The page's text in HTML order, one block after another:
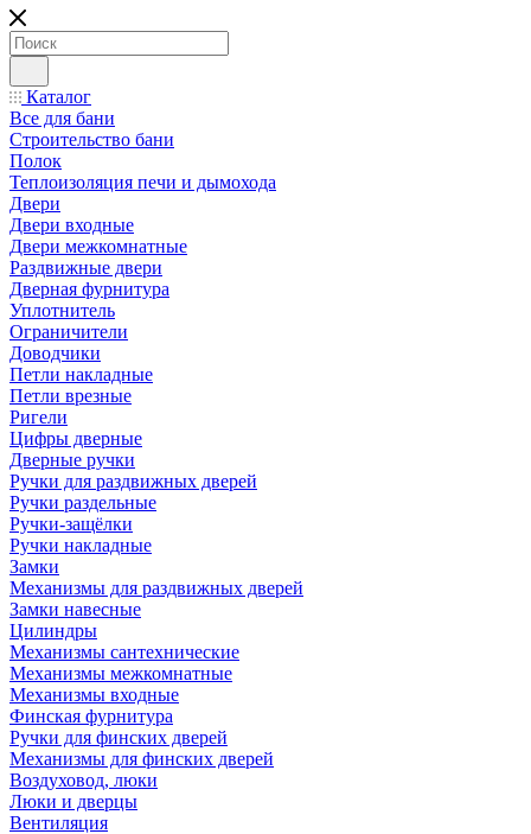
Каталог
Все для бани
Строительство бани
Полок
Теплоизоляция печи и дымохода
Двери
Двери входные
Двери межкомнатные
Раздвижные двери
Дверная фурнитура
Уплотнитель
Ограничители
Доводчики
Петли накладные
Петли врезные
Ригели
Цифры дверные
Дверные ручки
Ручки для раздвижных дверей
Ручки раздельные
Ручки-защёлки
Ручки накладные
Замки
Механизмы для раздвижных дверей
Замки навесные
Цилиндры
Механизмы сантехнические
Механизмы межкомнатные
Механизмы входные
Финская фурнитура
Ручки для финских дверей
Механизмы для финских дверей
Воздуховод, люки
Люки и дверцы
Вентиляция